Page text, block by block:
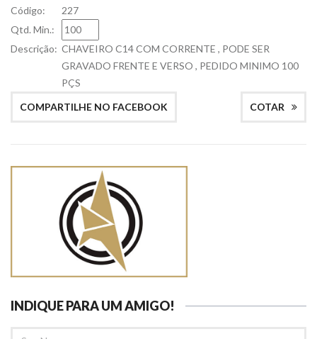
Código:
227
Qtd. Min.:
Descrição: CHAVEIRO C14 COM CORRENTE , PODE SER
GRAVADO FRENTE E VERSO , PEDIDO MINIMO 100
PÇS
COTAR
COMPARTILHE NO FACEBOOK
INDIQUE PARA UM AMIGO!